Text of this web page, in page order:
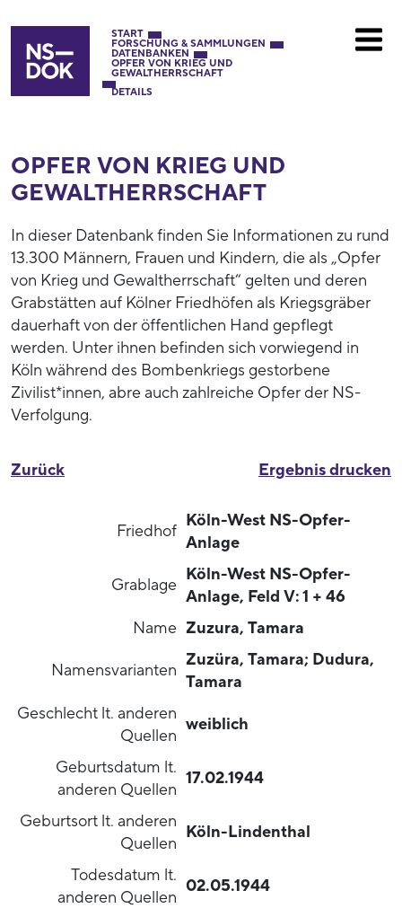
START
FORSCHUNG & SAMMLUNGEN
DATENBANKEN
OPFER VON KRIEG UND
GEWALTHERRSCHAFT
DETAILS
OPFER VON KRIEG UND
GEWALTHERRSCHAFT
In dieser Datenbank finden Sie Informationen zu rund
13.300 Männern, Frauen und Kindern, die als „Opfer
von Krieg und Gewaltherrschaft“ gelten und deren
Grabstätten auf Kölner Friedhöfen als Kriegsgräber
dauerhaft von der öffentlichen Hand gepflegt
werden. Unter ihnen befinden sich vorwiegend in
Köln während des Bombenkriegs gestorbene
Zivilist*innen, abre auch zahlreiche Opfer der NS-
Verfolgung.
Ergebnis drucken
Zurück
Friedhof
Köln-West NS-Opfer-
Anlage
Grablage
Köln-West NS-Opfer-
Anlage, Feld V: 1 + 46
Name Zuzura, Tamara
Namensvarianten
Zuzüra, Tamara; Dudura,
Tamara
Geschlecht lt. anderen
Quellen
weiblich
Geburtsdatum lt.
anderen Quellen
17.02.1944
Geburtsort lt. anderen
Quellen
Köln-Lindenthal
Todesdatum lt.
anderen Quellen
02.05.1944